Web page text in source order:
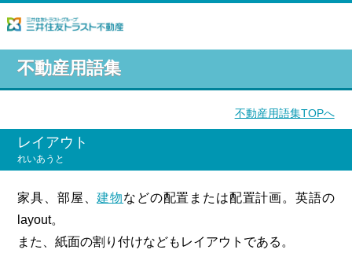
不動産用語集
不動産用語集TOPへ
レイアウト
れいあうと
家具、部屋、建物などの配置または配置計画。英語の
layout。
また、紙面の割り付けなどもレイアウトである。